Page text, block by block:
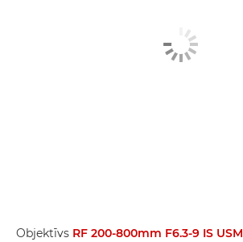
Objektīvs RF 200-800mm F6.3-9 IS USM